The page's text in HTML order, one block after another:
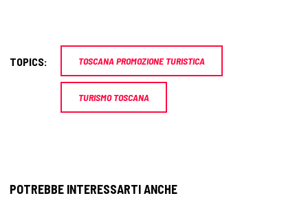
TOPICS: TOSCANA PROMOZIONE TURISTICA
TURISMO TOSCANA
POTREBBE INTERESSARTI ANCHE